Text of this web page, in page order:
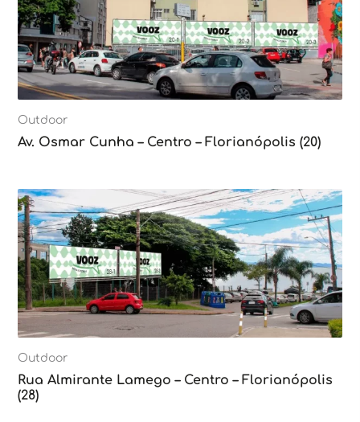
Outdoor
Av. Osmar Cunha – Centro – Florianópolis (20)
Outdoor
Rua Almirante Lamego – Centro – Florianópolis
(28)